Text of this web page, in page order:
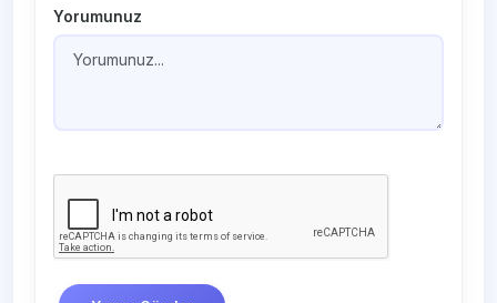
Yorumunuz